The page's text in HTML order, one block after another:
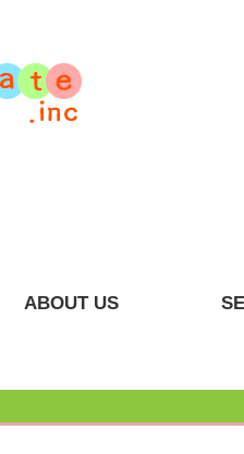
ABOUT US